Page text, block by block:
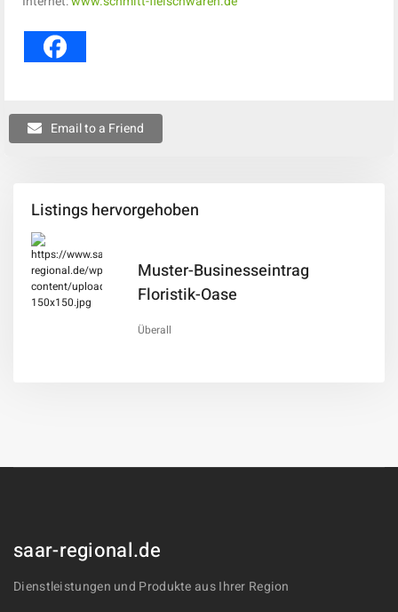
Email to a Friend
Listings hervorgehoben
Muster-Businesseintrag
Floristik-Oase
Überall
saar-regional.de
Dienstleistungen und Produkte aus Ihrer Region